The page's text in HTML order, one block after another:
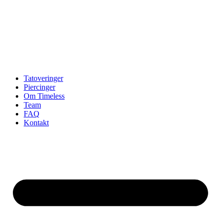
Tatoveringer
Piercinger
Om Timeless
Team
FAQ
Kontakt